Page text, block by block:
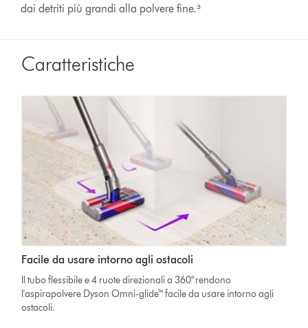
dai detriti più grandi alla polvere fine.³
Caratteristiche
Facile da usare intorno agli ostacoli
Il tubo flessibile e 4 ruote direzionali a 360° rendono
l'aspirapolvere Dyson Omni-glide™ facile da usare intorno agli
ostacoli.